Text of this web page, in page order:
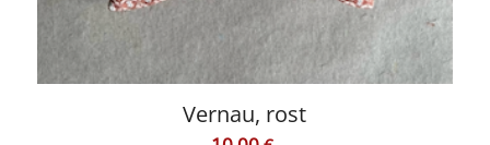
Vernau, rost